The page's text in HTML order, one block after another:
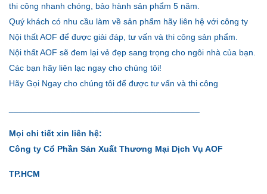
thi công nhanh chóng, bảo hành sản phẩm 5 năm.
Quý khách có nhu cầu làm về sản phẩm hãy liên hệ với công ty
Nội thất AOF để được giải đáp, tư vấn và thi công sản phẩm.
Nội thất AOF sẽ đem lại vẻ đẹp sang trọng cho ngôi nhà của bạn.
Các bạn hãy liên lạc ngay cho chúng tôi!
Hãy Gọi Ngay cho chúng tôi để được tư vấn và thi công
Mọi chi tiết xin liên hệ:
Công ty Cổ Phần Sản Xuất Thương Mại Dịch Vụ AOF
TP.HCM